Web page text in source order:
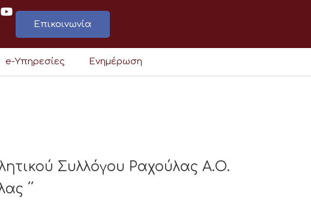
Επικοινωνία
e-Υπηρεσίες Ενημέρωση
Συλλόγου Ραχούλας Α.Ο.
΄΄